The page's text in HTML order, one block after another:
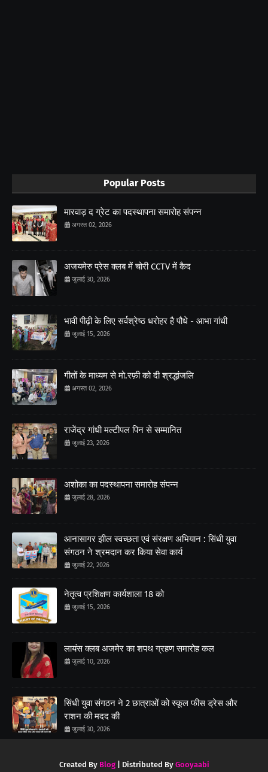
Popular Posts
मारवाड़ द ग्रेट का पदस्थापना समारोह संपन्न
अगस्त 02, 2026
अजयमेरु प्रेस क्लब में चोरी CCTV में कैद
जुलाई 30, 2026
भावी पीढ़ी के लिए सर्वश्रेष्ठ धरोहर है पौधे - आभा गांधी
जुलाई 15, 2026
गीतों के माध्यम से मो.रफ़ी को दी श्रद्धांजलि
अगस्त 02, 2026
राजेंद्र गांधी मल्टीपल पिन से सम्मानित
जुलाई 23, 2026
अशोका का पदस्थापना समारोह संपन्न
जुलाई 28, 2026
आनासागर झील स्वच्छता एवं संरक्षण अभियान : सिंधी युवा
संगठन ने श्रमदान कर किया सेवा कार्य
जुलाई 22, 2026
नेतृत्व प्रशिक्षण कार्यशाला 18 को
जुलाई 15, 2026
लायंस क्लब अजमेर का शपथ ग्रहण समारोह कल
जुलाई 10, 2026
सिंधी युवा संगठन ने 2 छात्राओं को स्कूल फीस ड्रेस और
राशन की मदद की
जुलाई 30, 2026
Created By Blog| Distributed By Gooyaabi